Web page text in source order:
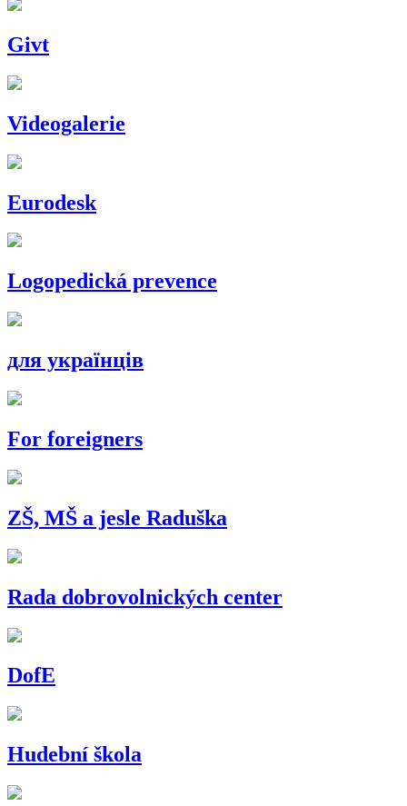
Givt
Videogalerie
Eurodesk
Logopedická prevence
для українців
For foreigners
ZŠ, MŠ a jesle Raduška
Rada dobrovolnických center
DofE
Hudební škola